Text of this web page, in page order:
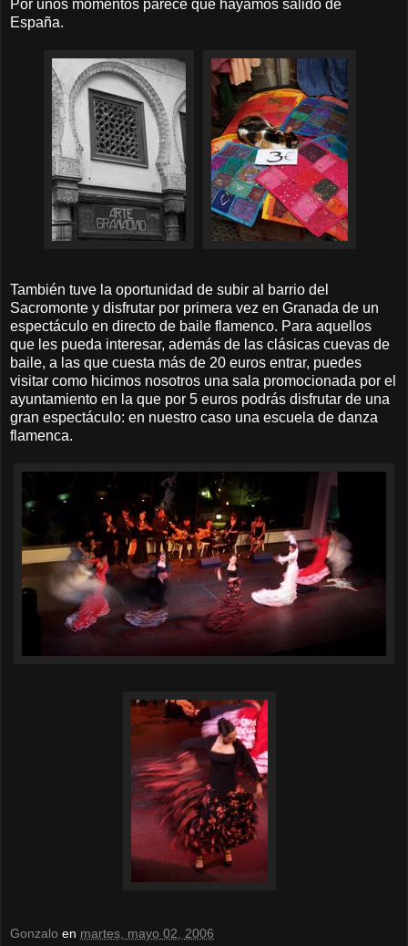
Por unos momentos parece que hayamos salido de
España.
También tuve la oportunidad de subir al barrio del
Sacromonte y disfrutar por primera vez en Granada de un
espectáculo en directo de baile flamenco. Para aquellos
que les pueda interesar, además de las clásicas cuevas de
baile, a las que cuesta más de 20 euros entrar, puedes
visitar como hicimos nosotros una sala promocionada por el
ayuntamiento en la que por 5 euros podrás disfrutar de una
gran espectáculo: en nuestro caso una escuela de danza
flamenca.
Gonzalo en martes, mayo 02, 2006